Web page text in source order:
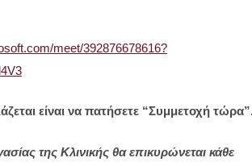
meet/392876678616?
είναι να πατήσετε “Συμμετοχή
της Κλινικής θα επικυρώνεται κάθε